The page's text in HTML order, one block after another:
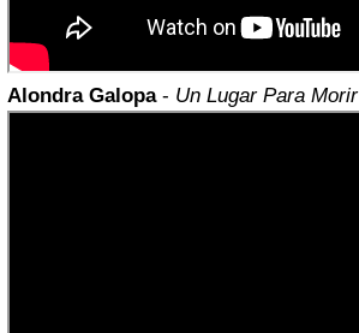
Alondra Galopa- Un Lugar Para Morir